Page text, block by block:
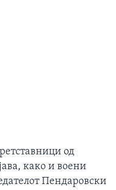
од
како и воени
Пендаровски